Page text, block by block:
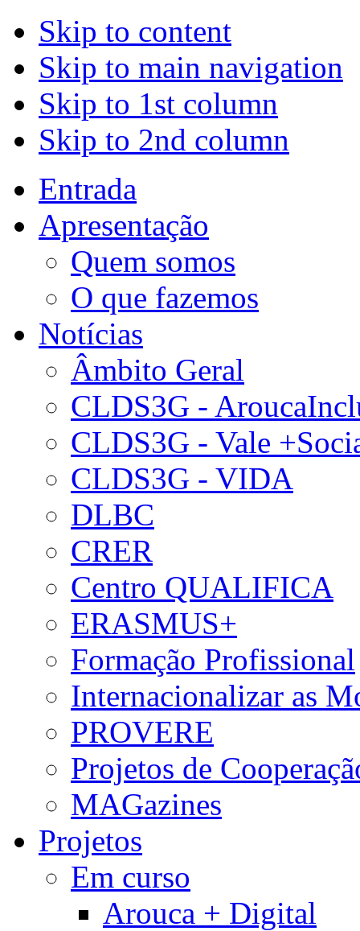
Skip to content
Skip to main navigation
Skip to 1st column
Skip to 2nd column
Entrada
Apresentação
Quem somos
O que fazemos
Notícias
Âmbito Geral
CLDS3G -
CLDS3G - Vale
CLDS3G - VIDA
DLBC
CRER
Centro QUALIFICA
ERASMUS+
Formação Profissional
Internacionalizar as
PROVERE
Projetos de
MAGazines
Projetos
Em curso
Arouca + Digital